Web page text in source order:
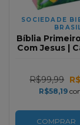
SOCIEDADE
Bíblia
Com Jesus |
R$99,99
R$58,19
COMPRAR